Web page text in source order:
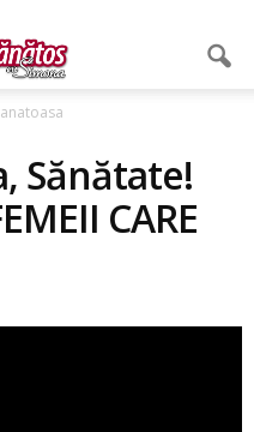
Sănătate!
CARE